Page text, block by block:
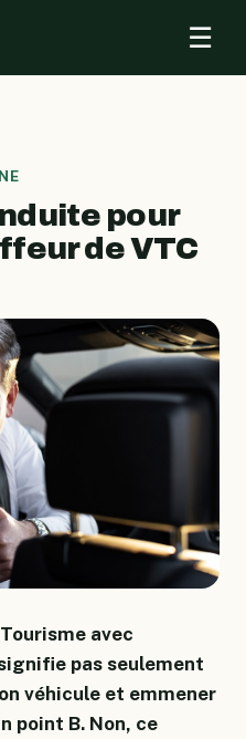
☰
pour
de VTC
avec
pas seulement
véhicule et emmener
point B. Non, ce